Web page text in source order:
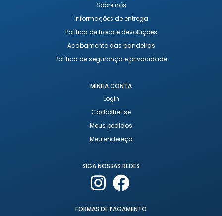
Sobre nós
Informações de entrega
Política de troca e devoluções
Acabamento das bandeiras
Política de segurança e privacidade
MINHA CONTA
Login
Cadastre-se
Meus pedidos
Meu endereço
SIGA NOSSAS REDES
FORMAS DE PAGAMENTO